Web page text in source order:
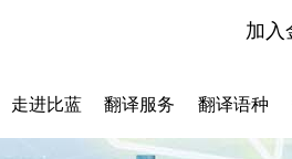
加入
走进比蓝 翻译服务 翻译语种